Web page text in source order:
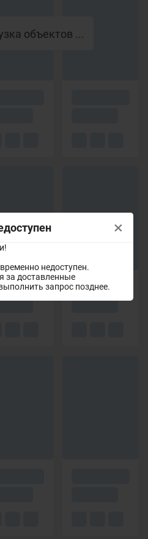
недоступен.
за доставленные
запрос позднее.
×
объектов ...